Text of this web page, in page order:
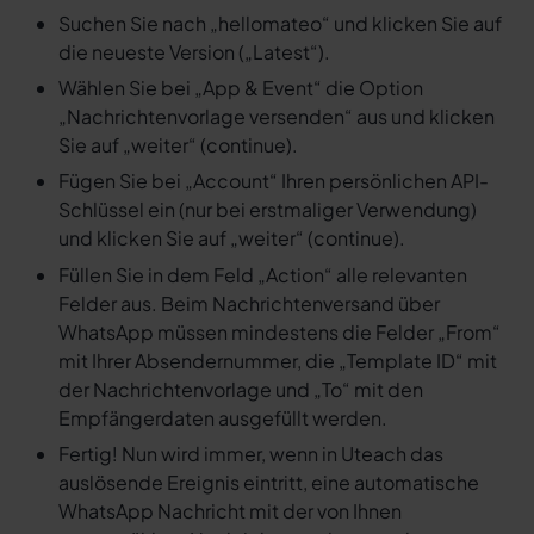
Suchen Sie nach „hellomateo“ und klicken Sie auf
die neueste Version („Latest“).
Wählen Sie bei „App & Event“ die Option
„Nachrichtenvorlage versenden“ aus und klicken
Sie auf „weiter“ (continue).
Fügen Sie bei „Account“ Ihren persönlichen API-
Schlüssel ein (nur bei erstmaliger Verwendung)
und klicken Sie auf „weiter“ (continue).
Füllen Sie in dem Feld „Action“ alle relevanten
Felder aus. Beim Nachrichtenversand über
WhatsApp müssen mindestens die Felder „From“
mit Ihrer Absendernummer, die „Template ID“ mit
der Nachrichtenvorlage und „To“ mit den
Empfängerdaten ausgefüllt werden.
Fertig! Nun wird immer, wenn in Uteach das
auslösende Ereignis eintritt, eine automatische
WhatsApp Nachricht mit der von Ihnen